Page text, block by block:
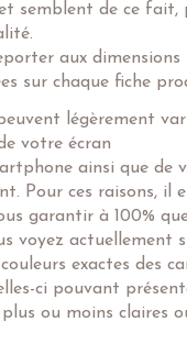
semblent de ce fait,
aux dimensions
sur chaque fiche
légèrement
votre écran
ainsi que de
Pour ces raisons, il
garantir à 100%
voyez actuellement
exactes des
ci pouvant
plus ou moins claires